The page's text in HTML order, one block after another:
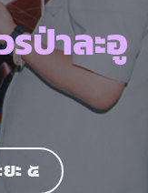
ป่าละอู
ยะ ๕